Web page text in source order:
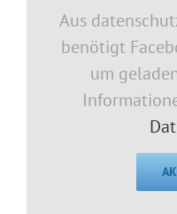
Aus
benötigt
um